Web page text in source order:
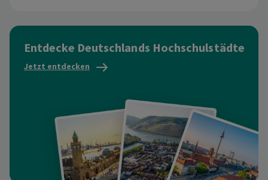
Entdecke Deutschlands Hochschulstädte
Jetzt entdecken